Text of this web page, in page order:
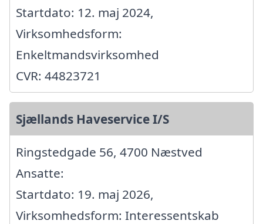
Startdato: 12. maj 2024,
Virksomhedsform:
Enkeltmandsvirksomhed
CVR: 44823721
Sjællands Haveservice I/S
Ringstedgade 56, 4700 Næstved
Ansatte:
Startdato: 19. maj 2026,
Virksomhedsform: Interessentskab